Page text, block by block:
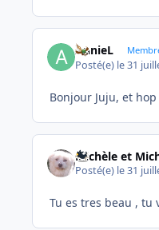
AnnieL
Posté(e) le 31
Bonjour Juju, et
Michèle et
Posté(e) le 31
Tu es tres beau ,